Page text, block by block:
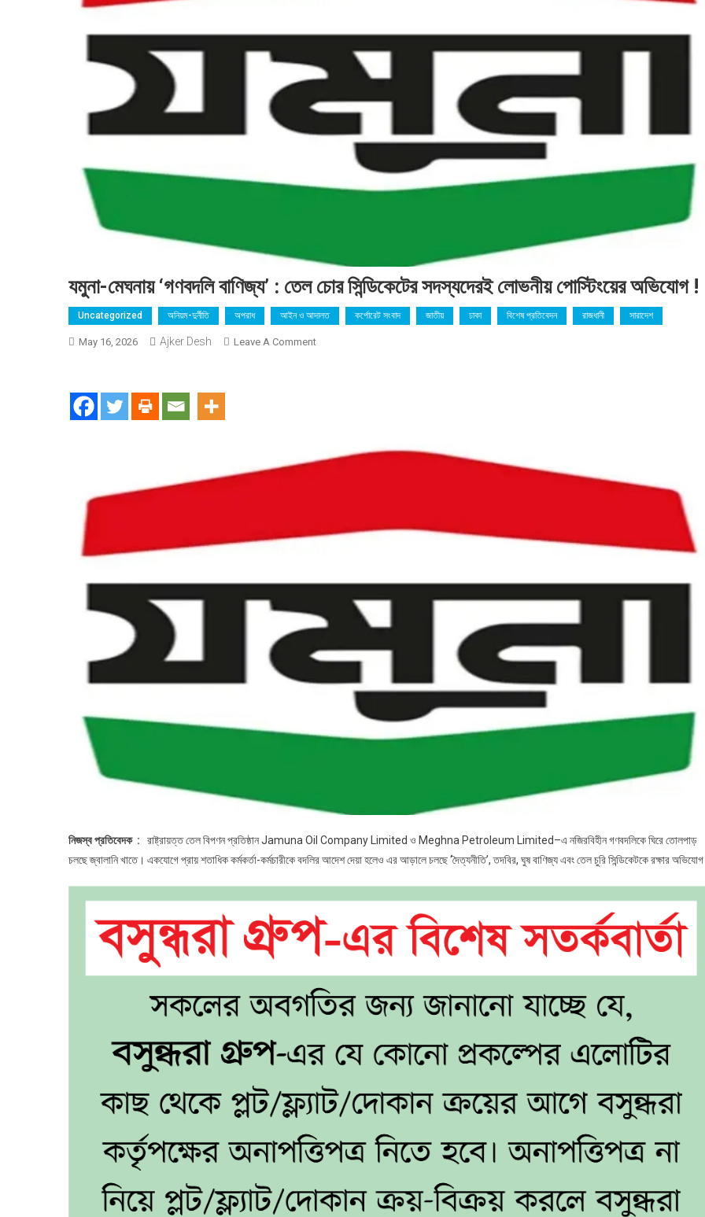
যমুনা-মেঘনায় ‘গণবদলি বাণিজ্য’ : তেল চোর সিন্ডিকেটের সদস্যদেরই লোভনীয় পোস্টিংয়ের অভিযোগ !
Uncategorized অনিয়ম-দুর্নীতি অপরাধ আইন ও আদালত কর্পোরেট সংবাদ জাতীয় ঢাকা বিশেষ প্রতিবেদন রাজধানী সারাদেশ
May 16, 2026 Ajker Desh Leave A CommentOn
চোর
পোস্টিংয়ের
নিজস্ব প্রতিবেদক : রাষ্ট্রায়ত্ত তেল বিপণন প্রতিষ্ঠান Jamuna Oil Company Limited ও Meghna Petroleum Limited–এ নজিরবিহীন গণবদলিকে ঘিরে তোলপাড়
চলছে জ্বালানি খাতে। একযোগে প্রায় শতাধিক কর্মকর্তা-কর্মচারীকে বদলির আদেশ দেয়া হলেও এর আড়ালে চলছে ‘দৈত্যনীতি’, তদবির, ঘুষ বাণিজ্য এবং তেল চুরি সিন্ডিকেটকে রক্ষার